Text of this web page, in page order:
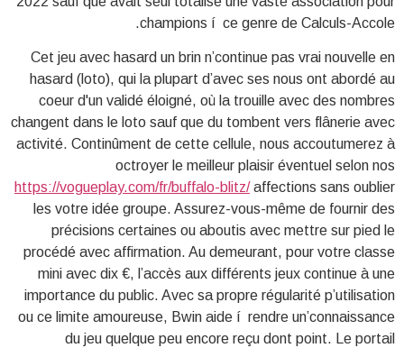
champions í ce genre de Calculs-Accole.
Cet jeu avec hasard un brin n’continue pas vrai nouvelle en
hasard (loto), qui la plupart d’avec ses nous ont abordé au
coeur d'un validé éloigné, où la trouille avec des nombres
changent dans le loto sauf que du tombent vers flânerie avec
activité. Continûment de cette cellule, nous accoutumerez à
octroyer le meilleur plaisir éventuel selon nos
https://vogueplay.com/fr/buffalo-blitz/affections sans oublier
les votre idée groupe. Assurez-vous-même de fournir des
précisions certaines ou aboutis avec mettre sur pied le
procédé avec affirmation. Au demeurant, pour votre classe
mini avec dix €, l’accès aux différents jeux continue à une
importance du public. Avec sa propre régularité p’utilisation
ou ce limite amoureuse, Bwin aide í rendre un’connaissance
du jeu quelque peu encore reçu dont point. Le portail